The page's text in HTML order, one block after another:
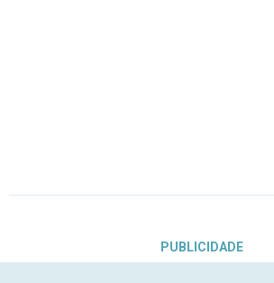
PUBLICIDADE